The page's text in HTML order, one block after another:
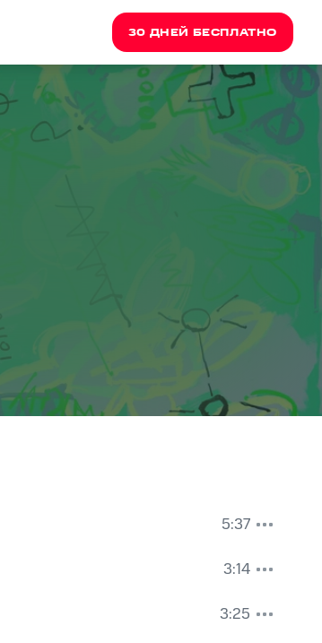
30 ДНЕЙ БЕСПЛАТНО
5:37
3:14
3:25